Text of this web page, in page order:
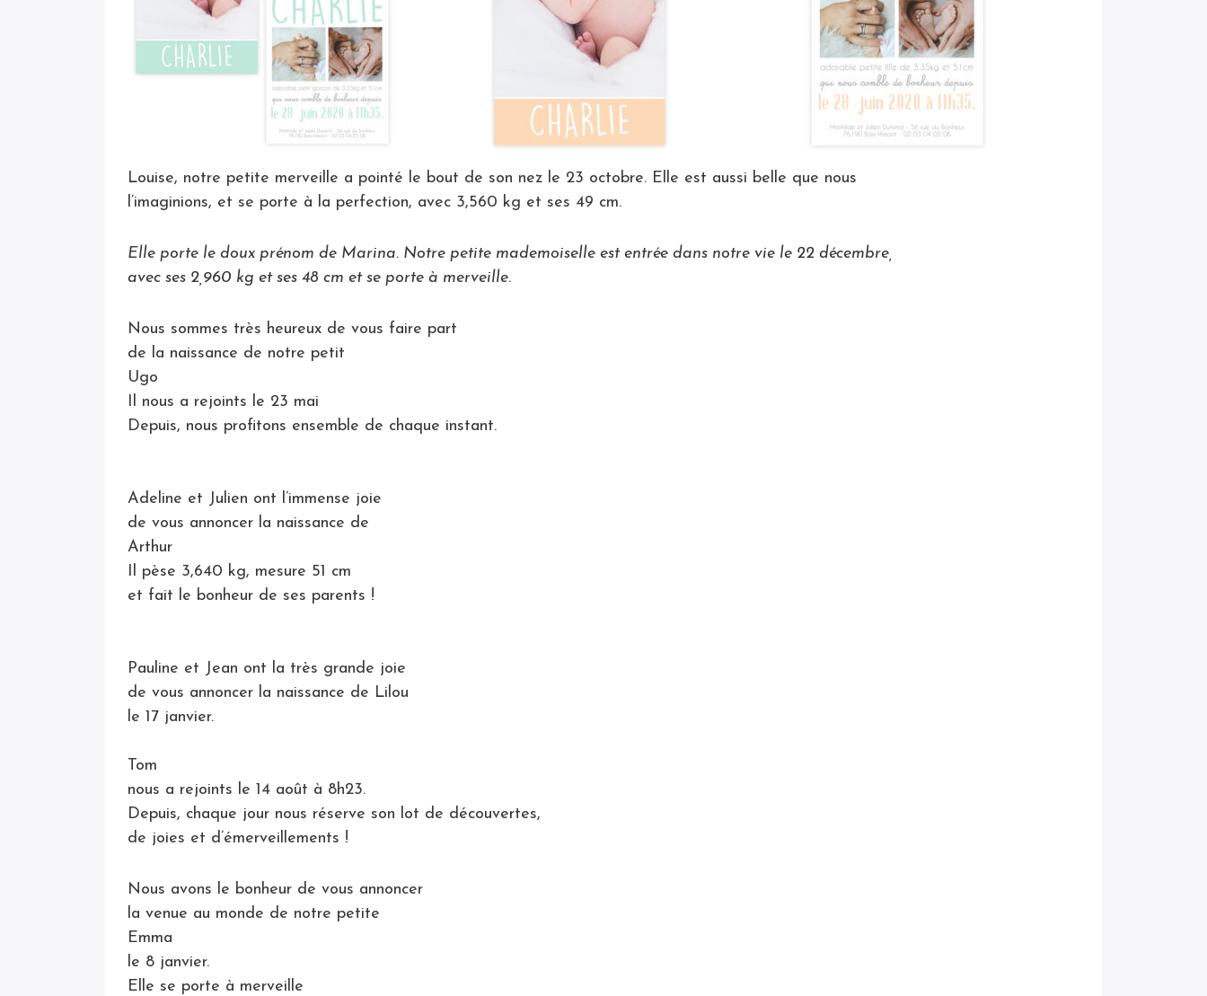
Louise, notre petite merveille a pointé le bout de son nez le 23 octobre. Elle est aussi belle que nous
l’imaginions, et se porte à la perfection, avec 3,560 kg et ses 49 cm.
Elle porte le doux prénom de Marina. Notre petite mademoiselle est entrée dans notre vie le 22 décembre,
avec ses 2,960 kg et ses 48 cm et se porte à merveille.
Nous sommes très heureux de vous faire part
de la naissance de notre petit
Ugo
Il nous a rejoints le 23 mai
Depuis, nous profitons ensemble de chaque instant.
Adeline et Julien ont l’immense joie
de vous annoncer la naissance de
Arthur
Il pèse 3,640 kg, mesure 51 cm
et fait le bonheur de ses parents !
Pauline et Jean ont la très grande joie
de vous annoncer la naissance de Lilou
le 17 janvier.
Tom
nous a rejoints le 14 août à 8h23.
Depuis, chaque jour nous réserve son lot de découvertes,
de joies et d’émerveillements !
Nous avons le bonheur de vous annoncer
la venue au monde de notre petite
Emma
le 8 janvier.
Elle se porte à merveille